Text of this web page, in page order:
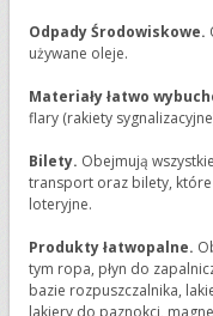
Odpady Środowiskowe.
używane oleje.
Materiały łatwo
flary (rakiety
Bilety. Obejmują
transport oraz bilety,
loteryjne.
Produkty łatwopalne.
tym ropa, płyn do
bazie rozpuszczalnika,
lakiery do paznokci,